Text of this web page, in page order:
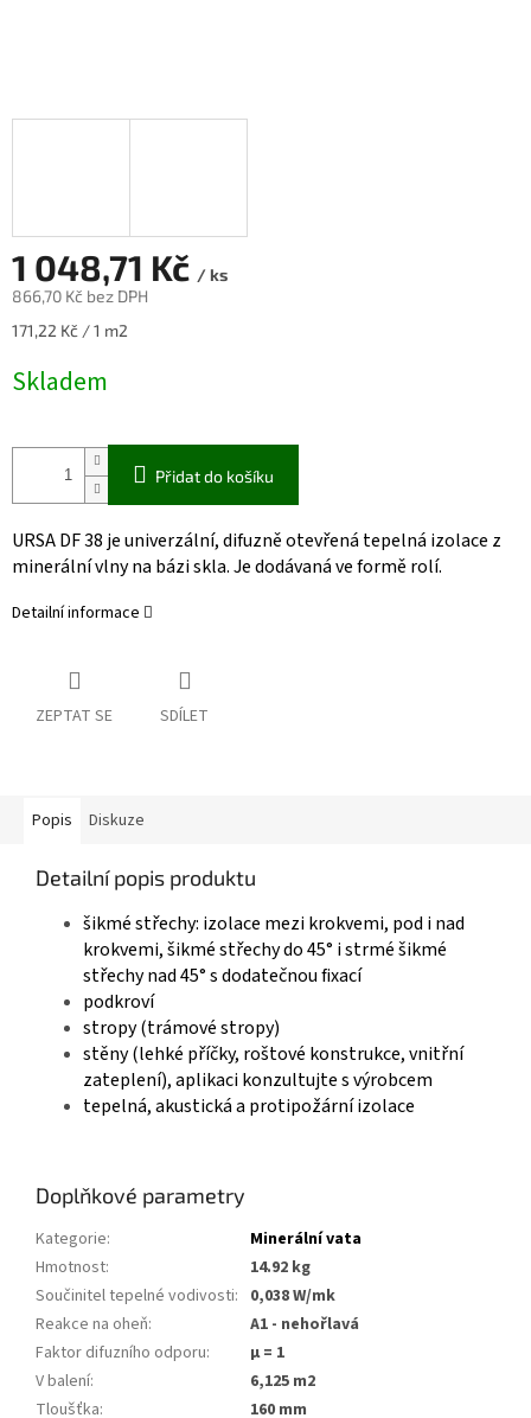
1 048,71 Kč / ks
866,70 Kč bez DPH
Měrná
171,22 Kč / 1 m2
Skladem
Přidat do košíku
URSA DF 38 je univerzální, difuzně otevřená tepelná izolace z
minerální vlny na bázi skla. Je dodávaná ve formě rolí.
Detailní informace
ZEPTAT SE SDÍLET
Popis Diskuze
Detailní popis produktu
šikmé střechy: izolace mezi krokvemi, pod i nad
krokvemi, šikmé střechy do 45° i strmé šikmé
střechy nad 45° s dodatečnou ﬁxací
podkroví
stropy (trámové stropy)
stěny (lehké příčky, roštové konstrukce, vnitřní
zateplení), aplikaci konzultujte s výrobcem
tepelná, akustická a protipožární izolace
Doplňkové parametry
Kategorie:
Minerální vata
Hmotnost:
14.92 kg
Součinitel tepelné vodivosti: 0,038 W/mk
Reakce na oheň:
A1 - nehořlavá
Faktor difuzního odporu:
µ = 1
V balení:
6,125 m2
Tloušťka: 160 mm